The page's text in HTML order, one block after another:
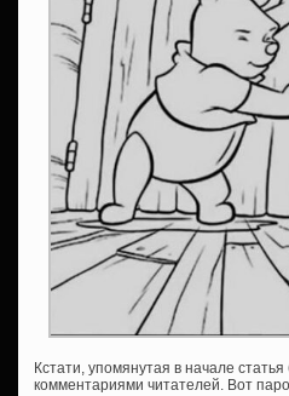
Кстати, упомянутая в начале
комментариями читателей. Вот